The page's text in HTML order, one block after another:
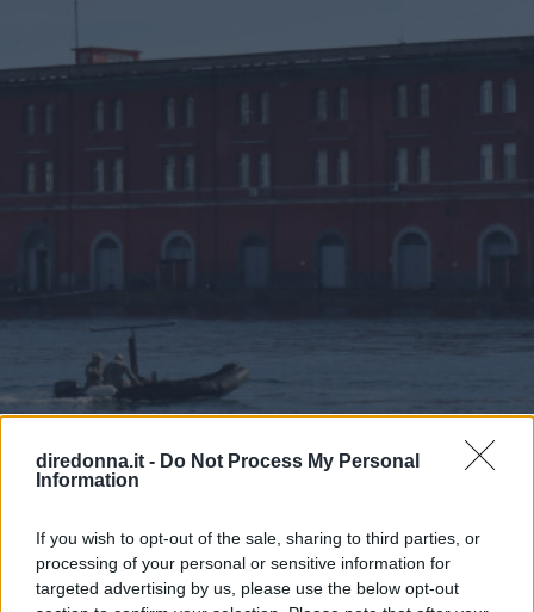
diredonna.it - Do Not Process My Personal
Information
If you wish to opt-out of the sale, sharing to third parties, or
processing of your personal or sensitive information for
targeted advertising by us, please use the below opt-out
Frasi di Mare Fuori: le più belle
e significative della serie cult
Dai Romeo e Giulietta di Napoli al riscatto in un Ipm